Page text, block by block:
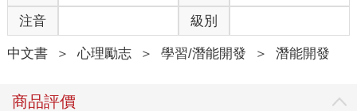
注音 級別
中文書 ＞ 心理勵志 ＞ 學習/潛能開發 ＞ 潛能開發
商品評價